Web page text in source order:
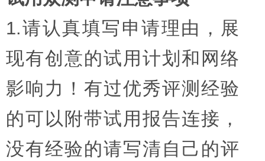
1.请认真填写申请理由，展
现有创意的试用计划和网络
影响力！有过优秀评测经验
的可以附带试用报告连接，
没有经验的请写清自己的评